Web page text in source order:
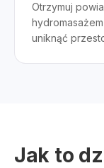
Otrzymuj
uniknąć
Jak to